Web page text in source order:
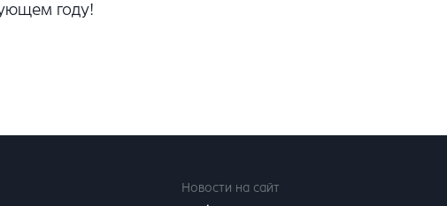
году!
Новости на сайт